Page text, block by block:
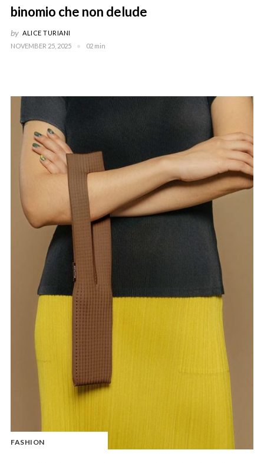
binomio che non delude
by ALICE TURIANI
NOVEMBER 25, 2025
02 min
FASHION